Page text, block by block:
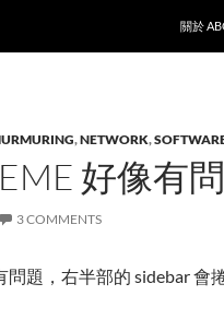
關於
,NETWORK,
好像有
3 COMMENTS
問題，右半部的 sidebar 會